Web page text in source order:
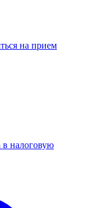
на прием
в налоговую